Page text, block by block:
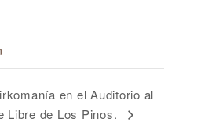
en el Auditorio al
Libre de Los Pinos.